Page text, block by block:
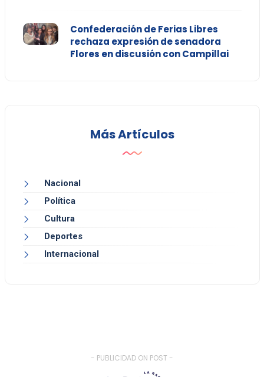
Confederación de Ferias Libres
rechaza expresión de senadora
Flores en discusión con Campillai
Más Artículos
Nacional
Política
Cultura
Deportes
Internacional
- PUBLICIDAD ON POST -